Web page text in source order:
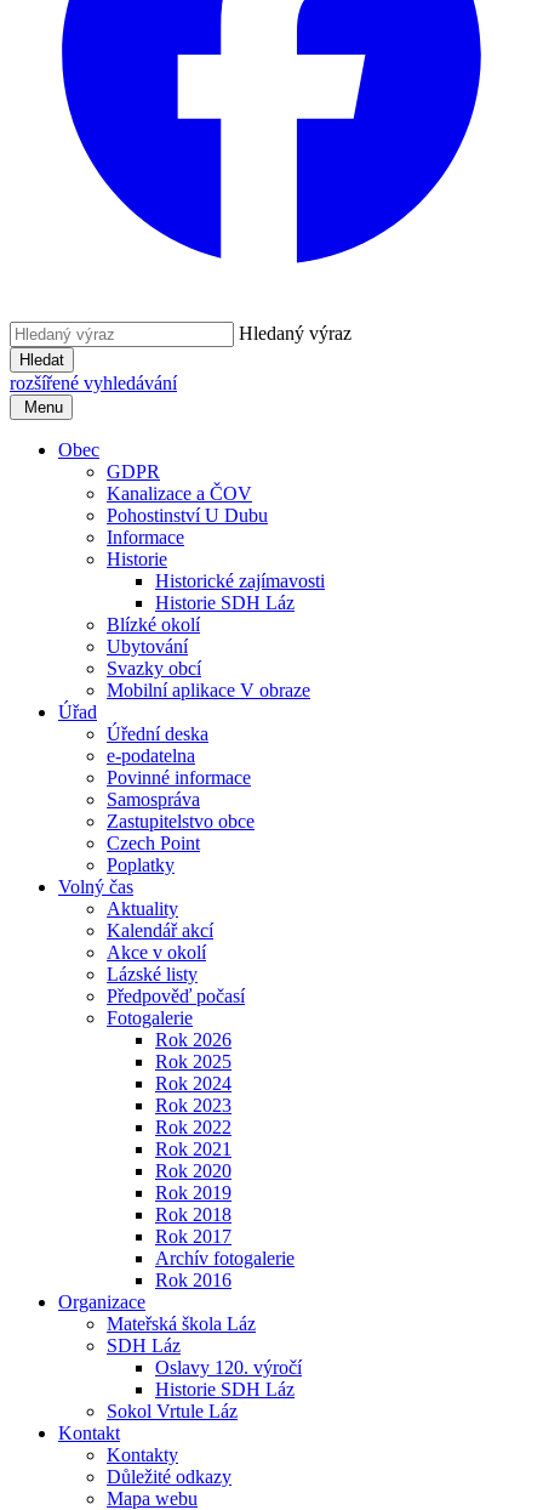
Hledaný výraz
Hledat
rozšířené vyhledávání
Menu
Obec
GDPR
Kanalizace a ČOV
Pohostinství U Dubu
Informace
Historie
Historické zajímavosti
Historie SDH Láz
Blízké okolí
Ubytování
Svazky obcí
Mobilní aplikace V obraze
Úřad
Úřední deska
e-podatelna
Povinné informace
Samospráva
Zastupitelstvo obce
Czech Point
Poplatky
Volný čas
Aktuality
Kalendář akcí
Akce v okolí
Lázské listy
Předpověď počasí
Fotogalerie
Rok 2026
Rok 2025
Rok 2024
Rok 2023
Rok 2022
Rok 2021
Rok 2020
Rok 2019
Rok 2018
Rok 2017
Archív fotogalerie
Rok 2016
Organizace
Mateřská škola Láz
SDH Láz
Oslavy 120. výročí
Historie SDH Láz
Sokol Vrtule Láz
Kontakt
Kontakty
Důležité odkazy
Mapa webu